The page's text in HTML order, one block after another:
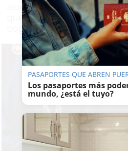
aluden al torero jerezano
que perdió uno de sus ojos
cogida hace diez años
PASAPORTES QUE ABREN
Los pasaportes más
mundo, ¿está el tuyo?